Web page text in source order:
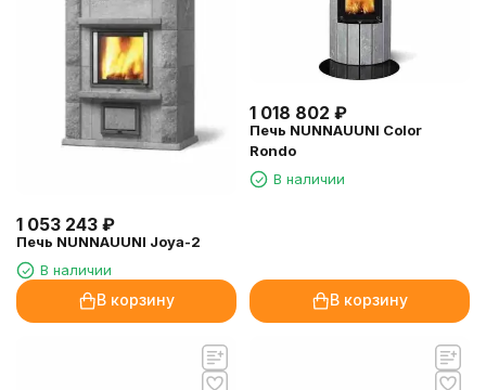
1 053 243 ₽
Печь NUNNAUUNI Joya-2
В наличии
В корзину
1 018 802 ₽
Печь NUNNAUUNI Color
Rondo
В наличии
В корзину